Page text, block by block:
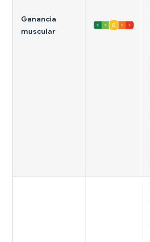
Ganancia
muscular